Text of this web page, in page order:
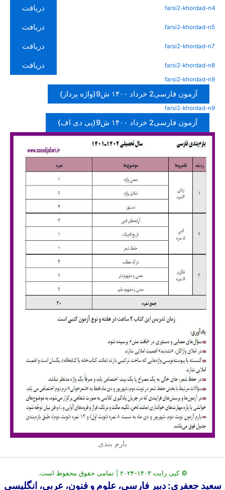
farsi2-khordad-n4 دریافت
farsi2-khordad-n5 دریافت
farsi2-khordad-n7 دریافت
farsi2-khordad-n8 دریافت
farsi2-khordad-n9
آزمون فارسی2 خرداد ۱۴۰۰ ش9(واژه پرداز)
farsi2-khordad-n9
آزمون فارسی2 خرداد ۱۴۰۰ ش9(پی دی اف)
بارم بندی
© کپی رایت ۱۴۰۳-۲۰۲۴ | تمامی حقوق محفوظ است.
سعید جعفری: دبیر فارسی، علوم و فنون، عربی، انگلیسی